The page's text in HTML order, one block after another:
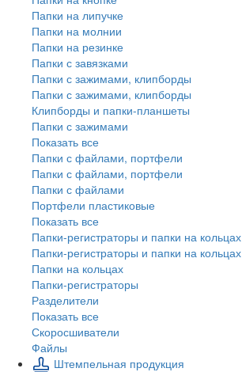
Папки на липучке
Папки на молнии
Папки на резинке
Папки с завязками
Папки с зажимами, клипборды
Папки с зажимами, клипборды
Клипборды и папки-планшеты
Папки с зажимами
Показать все
Папки с файлами, портфели
Папки с файлами, портфели
Папки с файлами
Портфели пластиковые
Показать все
Папки-регистраторы и папки на кольцах
Папки-регистраторы и папки на кольцах
Папки на кольцах
Папки-регистраторы
Разделители
Показать все
Скоросшиватели
Файлы
Штемпельная продукция